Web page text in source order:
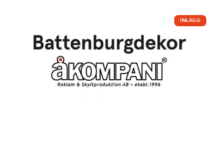
INLÄGG